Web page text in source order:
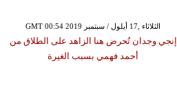
GMT 00:54 2019 الثلاثاء ,17 أيلول / سبتمبر
إنجي وجدان تُحرض هنا الزاهد على الطلاق من
أحمد فهمي بسبب الغيرة